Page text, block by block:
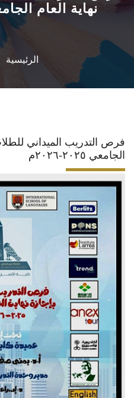
الكلمة الافتتاحية
نهاية العام الجامعي
الرئيسية
فرص التدريب الميداني
الجامعي ٢٠٢٥-٢٠٢٦م